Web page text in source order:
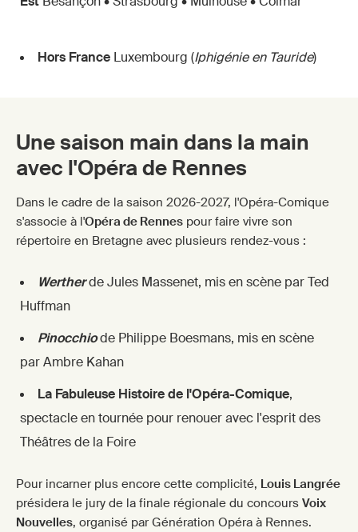
Hors France Luxembourg (Iphigénie en Tauride)
Une saison main dans la main
avec l'Opéra de Rennes
Dans le cadre de la saison 2026-2027, l'Opéra-Comique
s'associe à l'Opéra de Rennes pour faire vivre son
répertoire en Bretagne avec plusieurs rendez-vous :
Wertherde Jules Massenet, mis en scène par Ted
Huffman
Pinocchiode Philippe Boesmans, mis en scène
par Ambre Kahan
La Fabuleuse Histoire de l'Opéra-Comique,
spectacle en tournée pour renouer avec l'esprit des
Théâtres de la Foire
Pour incarner plus encore cette complicité, Louis Langrée
présidera le jury de la finale régionale du concours Voix
Nouvelles, organisé par Génération Opéra à Rennes.